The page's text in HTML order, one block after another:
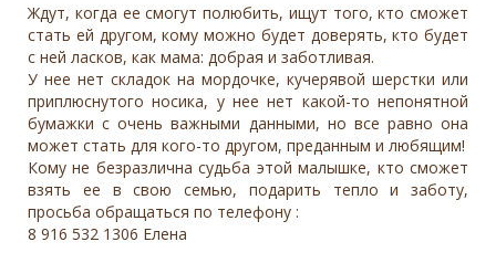
Ждут, когда ее смогут полюбить, ищут того, кто сможет
стать ей другом, кому можно будет доверять, кто будет
с ней ласков, как мама: добрая и заботливая.
У нее нет складок на мордочке, кучерявой шерстки или
приплюснутого носика, у нее нет какой-то непонятной
бумажки с очень важными данными, но все равно она
может стать для кого-то другом, преданным и любящим!
Кому не безразлична судьба этой малышке, кто сможет
взять ее в свою семью, подарить тепло и заботу,
просьба обращаться по телефону :
8 916 532 1306 Елена